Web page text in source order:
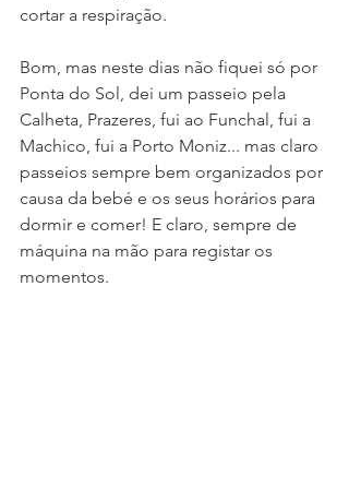
cortar a respiração.
Bom, mas neste dias não fiquei só por
Ponta do Sol, dei um passeio pela
Calheta, Prazeres, fui ao Funchal, fui a
Machico, fui a Porto Moniz... mas claro
passeios sempre bem organizados por
causa da bebé e os seus horários para
dormir e comer! E claro, sempre de
máquina na mão para registar os
momentos.